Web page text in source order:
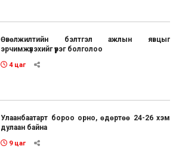
Өвөлжилтийн бэлтгэл ажлын явцыг
эрчимжүүлэхийг үүрэг болголоо
4 цаг
Улаанбаатарт бороо орно, өдөртөө 24-26 хэм
дулаан байна
9 цаг